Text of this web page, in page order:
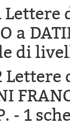
Lettere
a
di
Lettere
- 1